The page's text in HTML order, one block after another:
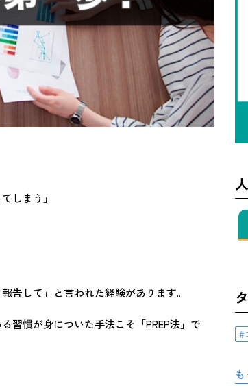
しまう」
告して」と言われた経験があります。
習慣が身についた手法こそ「PREP法」で